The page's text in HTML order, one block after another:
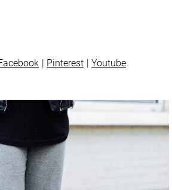
Pinterest Youtube